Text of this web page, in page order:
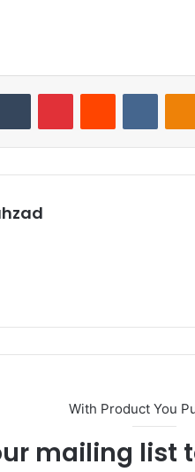
Tumblr PinterestReddit
With Product You
mailing list